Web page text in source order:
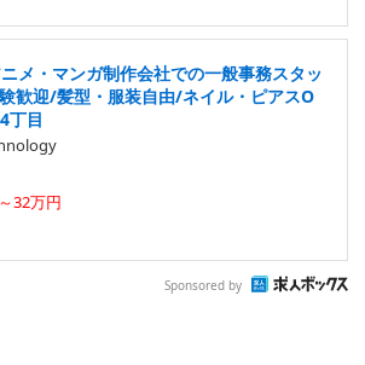
ニメ・マンガ制作会社での一般事務スタッ
歓迎/髪型・服装自由/ネイル・ピアスO
丁目
32万円
Sponsored by